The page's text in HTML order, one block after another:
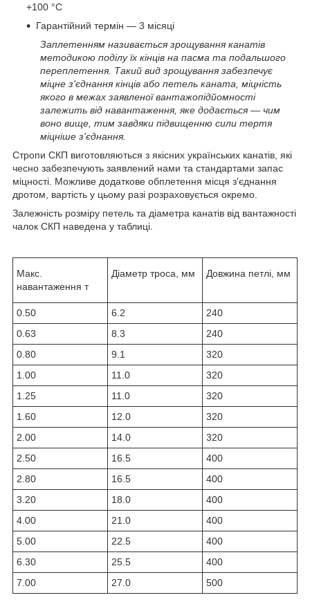
+100 °С
Гарантійний термін — 3 місяці
Заплетенням називається зрощування канатів
методикою поділу їх кінців на пасма та подальшого
переплетення. Такий вид зрощування забезпечує
міцне з'єднання кінців або петель каната, міцність
якого в межах заявленої вантажопідйомності
залежить від навантаження, яке додається — чим
воно вище, тим завдяки підвищенню сили тертя
міцніше з'єднання.
Стропи СКП виготовляються з якісних українських канатів, які
чесно забезпечують заявлений нами та стандартами запас
міцності. Можливе додаткове обплетення місця з'єднання
дротом, вартість у цьому разі розраховується окремо.
Залежність розміру петель та діаметра канатів від вантажності
чалок СКП наведена у таблиці.
Макс.
навантаження т
Діаметр троса, мм Довжина петлі, мм
0.50 6.2
240
0.63
8.3
240
0.80
9.1
320
1.00
11.0
320
1.25
11.0
320
1.60
12.0
320
2.00
14.0
320
2.50
16.5
400
2.80
16.5
400
3.20
18.0
400
4.00
21.0
400
5.00
22.5
400
6.30
25.5
400
7.00
27.0 500